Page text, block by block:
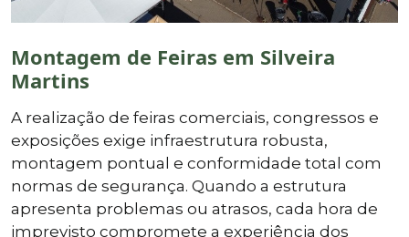
Montagem de Feiras em Silveira
Martins
A realização de feiras comerciais, congressos e
exposições exige infraestrutura robusta,
montagem pontual e conformidade total com
normas de segurança. Quando a estrutura
apresenta problemas ou atrasos, cada hora de
imprevisto compromete a experiência dos